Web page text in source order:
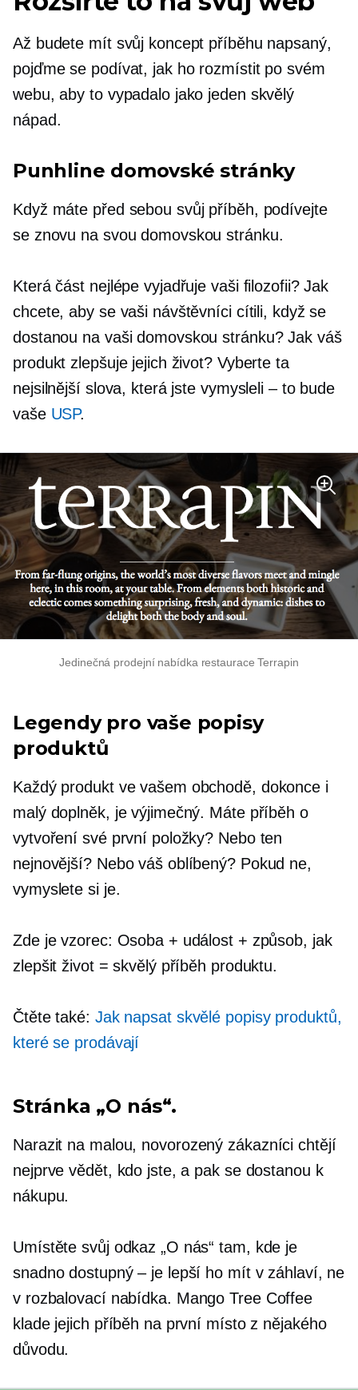
Až budete mít svůj koncept příběhu napsaný,
pojďme se podívat, jak ho rozmístit po svém
webu, aby to vypadalo jako jeden skvělý
nápad.
Punhline domovské stránky
Když máte před sebou svůj příběh, podívejte
se znovu na svou domovskou stránku.
Která část nejlépe vyjadřuje vaši filozofii? Jak
chcete, aby se vaši návštěvníci cítili, když se
dostanou na vaši domovskou stránku? Jak váš
produkt zlepšuje jejich život? Vyberte ta
nejsilnější slova, která jste vymysleli – to bude
vaše USP.
Jedinečná prodejní nabídka restaurace Terrapin
Legendy pro vaše popisy
produktů
Každý produkt ve vašem obchodě, dokonce i
malý doplněk, je výjimečný. Máte příběh o
vytvoření své první položky? Nebo ten
nejnovější? Nebo váš oblíbený? Pokud ne,
vymyslete si je.
Zde je vzorec: Osoba + událost + způsob, jak
zlepšit život = skvělý příběh produktu.
Čtěte také: Jak napsat skvělé popisy produktů,
které se prodávají
Stránka „O nás“.
Narazit na malou, novorozený zákazníci chtějí
nejprve vědět, kdo jste, a pak se dostanou k
nákupu.
Umístěte svůj odkaz „O nás“ tam, kde je
snadno dostupný – je lepší ho mít v záhlaví, ne
v rozbalovací nabídka. Mango Tree Coffee
klade jejich příběh na první místo z nějakého
důvodu.